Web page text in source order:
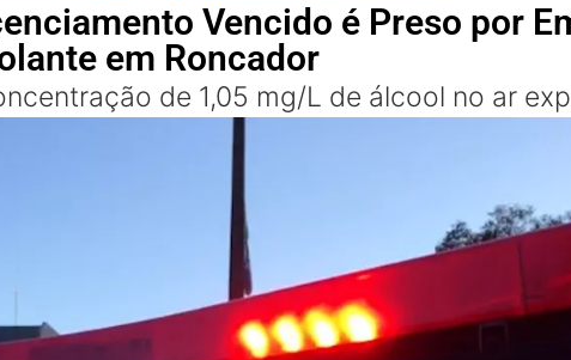
Vencido é Preso por
em Roncador
de 1,05 mg/L de álcool no ar